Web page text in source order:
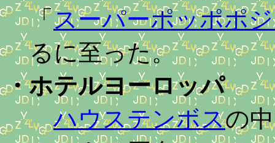
「スーパーポッポポ
るに至った。
・ホテルヨーロッパ
ハウステンボスの